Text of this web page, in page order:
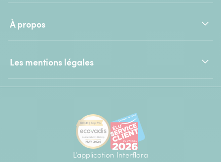
À propos
Les mentions légales
L'application Interflora